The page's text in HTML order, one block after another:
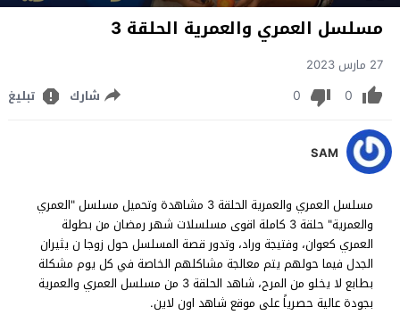
مسلسل العمري والعمرية الحلقة 3
27 مارس 2023
0
0 شارك تبليغ
SAM
مسلسل العمري والعمرية الحلقة 3 مشاهدة وتحميل مسلسل "العمري
والعمرية" حلقة 3 كاملة اقوى مسلسلات شهر رمضان من بطولة
العمري كعوان، وفتيجة وراد، وتدور قصة المسلسل حول زوجا ن يثيران
الجدل فيما حولهم يتم معالجة مشاكلهم الخاصة في كل يوم مشكلة
بطابع لا يخلو من المرح، شاهد الحلقة 3 من مسلسل العمري والعمرية
بجودة عالية حصرياً على موقع شاهد اون لاين.